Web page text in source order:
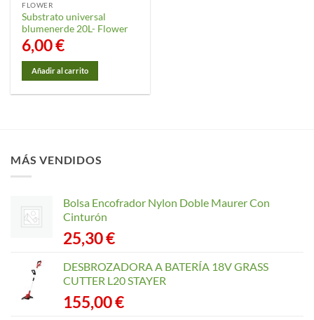
FLOWER
Substrato universal
blumenerde 20L- Flower
6,00€
Añadir al carrito
MÁS VENDIDOS
Bolsa Encofrador Nylon Doble Maurer Con
Cinturón
25,30€
DESBROZADORA A BATERÍA 18V GRASS
CUTTER L20 STAYER
155,00€